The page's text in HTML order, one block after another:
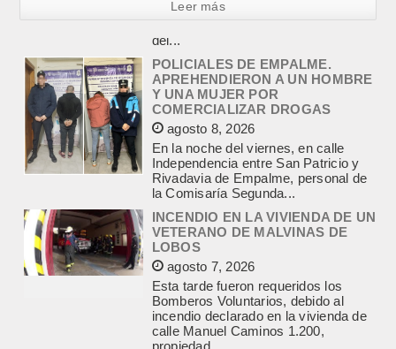
Leer más
POLICIALES DE EMPALME.
APREHENDIERON A UN HOMBRE
Y UNA MUJER POR
COMERCIALIZAR DROGAS
agosto 8, 2026
En la noche del viernes, en calle
Independencia entre San Patricio y
Rivadavia de Empalme, personal de
la Comisaría Segunda...
INCENDIO EN LA VIVIENDA DE UN
VETERANO DE MALVINAS DE
LOBOS
agosto 7, 2026
Esta tarde fueron requeridos los
Bomberos Voluntarios, debido al
incendio declarado en la vivienda de
calle Manuel Caminos 1.200,
propiedad...